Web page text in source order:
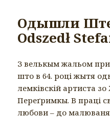
Одышли
Odszedł
З велькым жальом
што в 64. році жытя
лемківскій артиста
Переґримкы. В праці
любови – до